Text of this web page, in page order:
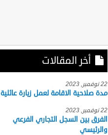
أخر المقالات
22 نوفمبر, 2023
مدة صلاحية الاقامة لعمل زيارة عائلية
22 نوفمبر, 2023
الفرق بين السجل التجاري الفرعي
والرئيسي